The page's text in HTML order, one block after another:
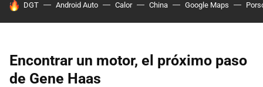
HOY SE HABLA DE
DGT Android Auto Calor China Google Maps
Encontrar un motor, el próximo paso
de Gene Haas